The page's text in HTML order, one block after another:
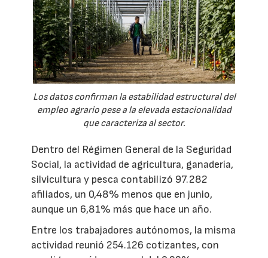
Los datos confirman la estabilidad estructural del
empleo agrario pese a la elevada estacionalidad
que caracteriza al sector.
Dentro del Régimen General de la Seguridad
Social, la actividad de agricultura, ganadería,
silvicultura y pesca contabilizó 97.282
afiliados, un 0,48% menos que en junio,
aunque un 6,81% más que hace un año.
Entre los trabajadores autónomos, la misma
actividad reunió 254.126 cotizantes, con